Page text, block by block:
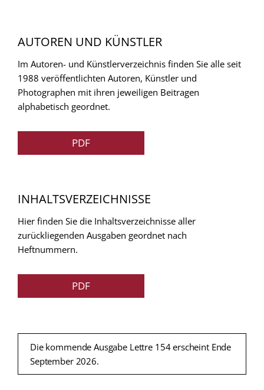
AUTOREN UND KÜNSTLER
Im Autoren- und Künstlerverzeichnis finden Sie alle seit
1988 veröffentlichten Autoren, Künstler und
Photographen mit ihren jeweiligen Beitragen
alphabetisch geordnet.
PDF
INHALTSVERZEICHNISSE
Hier finden Sie die Inhaltsverzeichnisse aller
zurückliegenden Ausgaben geordnet nach
Heftnummern.
PDF
Die kommende Ausgabe Lettre 154 erscheint Ende
September 2026.